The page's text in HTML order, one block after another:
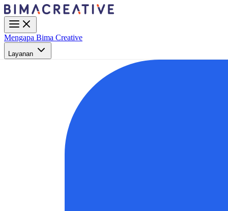
Mengapa Bima Creative
Layanan